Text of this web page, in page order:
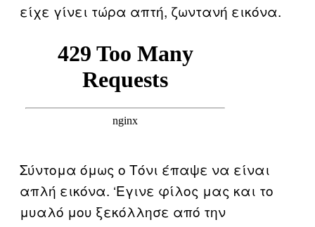
είχε γίνει τώρα απτή, ζωντανή εικόνα.
Σύντομα όμως ο Τόνι έπαψε να είναι
απλή εικόνα. ‘Εγινε φίλος μας και το
μυαλό μου ξεκόλλησε από την